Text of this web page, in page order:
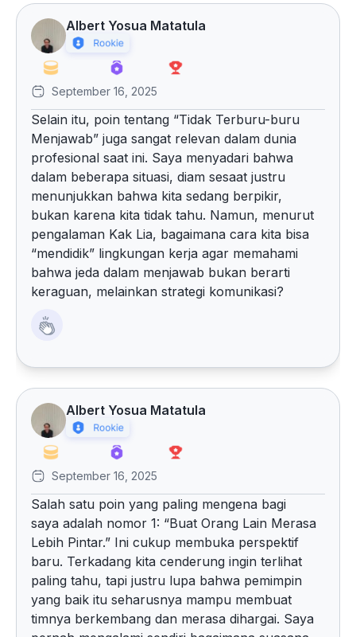
Albert Yosua Matatula
September 16, 2025
Selain itu, poin tentang “Tidak Terburu-buru
Menjawab” juga sangat relevan dalam dunia
profesional saat ini. Saya menyadari bahwa
dalam beberapa situasi, diam sesaat justru
menunjukkan bahwa kita sedang berpikir,
bukan karena kita tidak tahu. Namun, menurut
pengalaman Kak Lia, bagaimana cara kita bisa
“mendidik” lingkungan kerja agar memahami
bahwa jeda dalam menjawab bukan berarti
keraguan, melainkan strategi komunikasi?
Albert Yosua Matatula
September 16, 2025
Salah satu poin yang paling mengena bagi
saya adalah nomor 1: “Buat Orang Lain Merasa
Lebih Pintar.” Ini cukup membuka perspektif
baru. Terkadang kita cenderung ingin terlihat
paling tahu, tapi justru lupa bahwa pemimpin
yang baik itu seharusnya mampu membuat
timnya berkembang dan merasa dihargai. Saya